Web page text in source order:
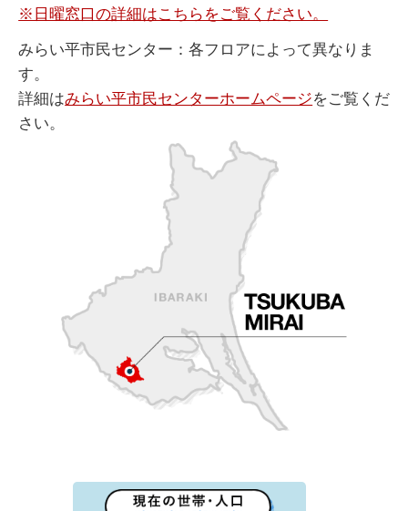
※日曜窓口の詳細はこちらをご覧ください。
みらい平市民センター：各フロアによって異なりま
す。
詳細はみらい平市民センターホームページをご覧くだ
さい。